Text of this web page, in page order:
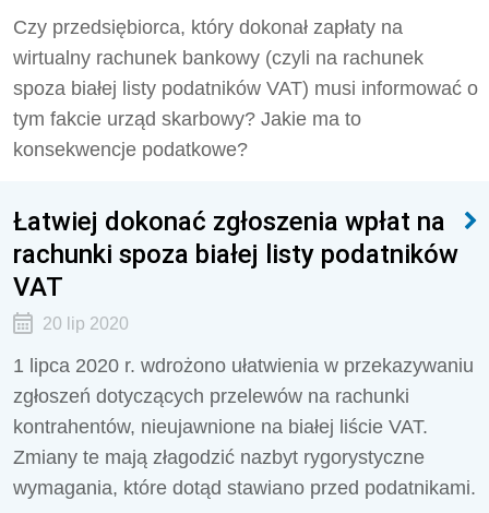
Czy przedsiębiorca, który dokonał zapłaty na
wirtualny rachunek bankowy (czyli na rachunek
spoza białej listy podatników VAT) musi informować o
tym fakcie urząd skarbowy? Jakie ma to
konsekwencje podatkowe?
Łatwiej dokonać zgłoszenia wpłat na
rachunki spoza białej listy podatników
VAT
20 lip 2020
1 lipca 2020 r. wdrożono ułatwienia w przekazywaniu
zgłoszeń dotyczących przelewów na rachunki
kontrahentów, nieujawnione na białej liście VAT.
Zmiany te mają złagodzić nazbyt rygorystyczne
wymagania, które dotąd stawiano przed podatnikami.